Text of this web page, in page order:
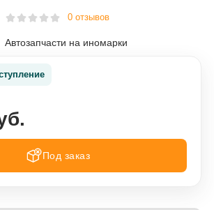
0 отзывов
Автозапчасти на иномарки
Под заказ